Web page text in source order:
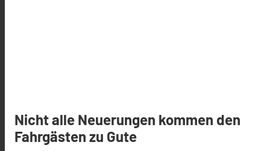
Nicht alle Neuerungen kommen den
Fahrgästen zu Gute